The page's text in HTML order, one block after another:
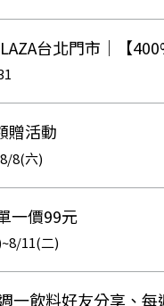
台北門市｜【
贈活動
8(六)
一價99元
11(二)
一飲料好友分享、